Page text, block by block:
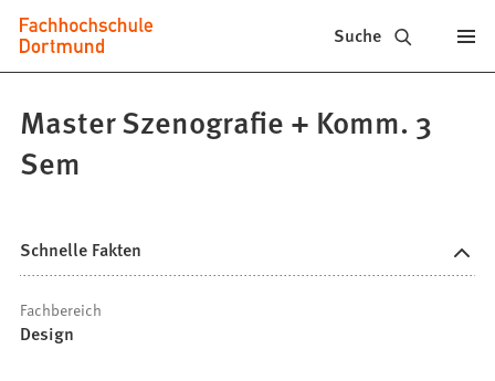
Inhalt anspringen
Fachhochschule
Dortmund
-
Studium,
Bewerbung
Suche
Master Szenografie + Komm. 3
Sem
Schnelle Fakten
Fachbereich
Design